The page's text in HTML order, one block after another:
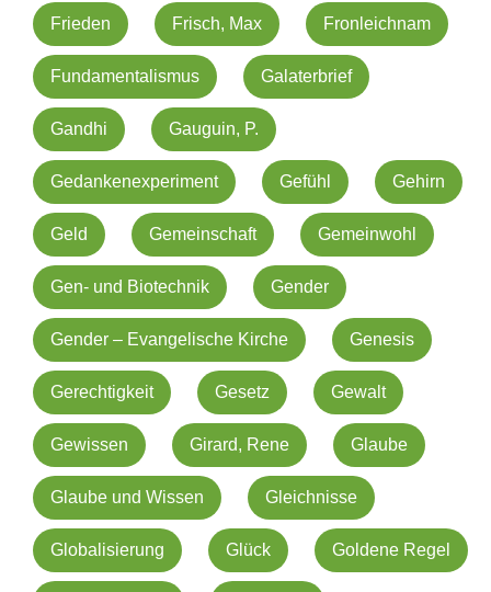
Frieden Frisch, Max Fronleichnam
Fundamentalismus Galaterbrief
Gandhi Gauguin, P.
Gedankenexperiment Gefühl Gehirn
Geld Gemeinschaft Gemeinwohl
Gen- und Biotechnik Gender
Gender – Evangelische Kirche Genesis
Gerechtigkeit Gesetz Gewalt
Gewissen Girard, Rene Glaube
Glaube und Wissen Gleichnisse
Globalisierung Glück Goldene Regel